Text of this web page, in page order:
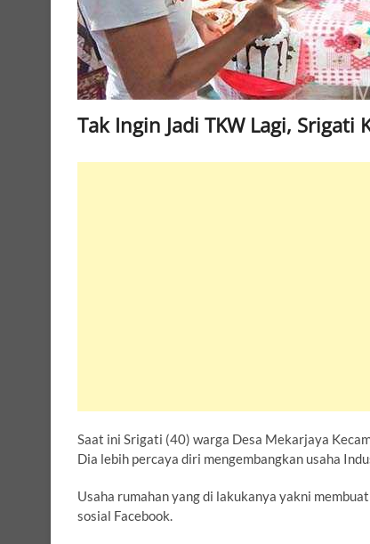
Tak Ingin Jadi TKW Lagi,
Saat ini Srigati (40) warga Desa Mekarjaya
Dia lebih percaya diri mengembangkan usaha
Usaha rumahan yang di lakukanya yakni
sosial Facebook.